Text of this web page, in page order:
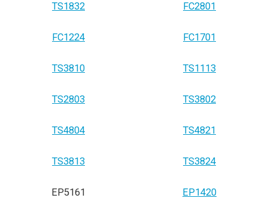
TS1832
FC1224
TS3810
TS2803
TS4804
TS3813
EP5161
FC2801
FC1701
TS1113
TS3802
TS4821
TS3824
EP1420